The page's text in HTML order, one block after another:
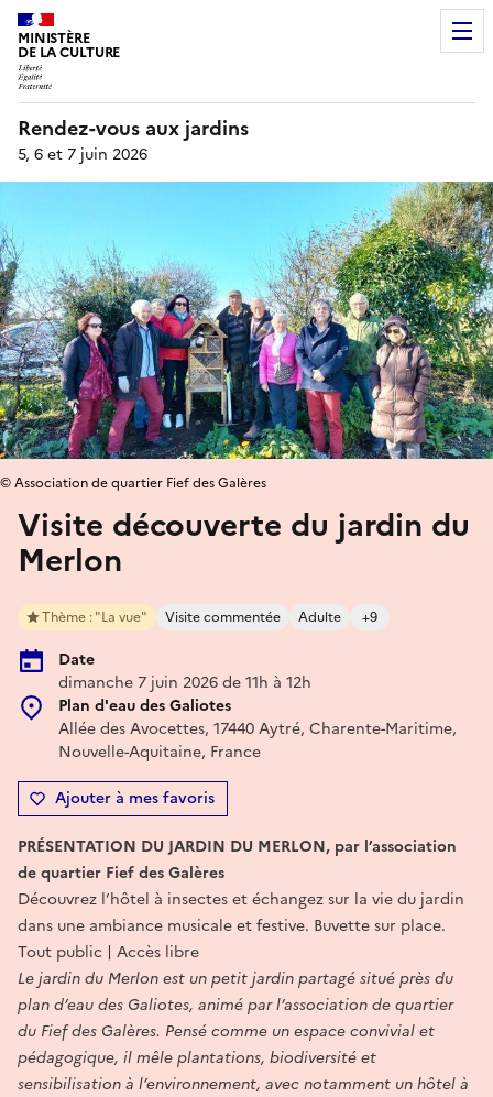
MINISTÈRE
DE LA CULTURE
Rendez-vous aux jardins
5, 6 et 7 juin 2026
Visite découverte du jardin du
Merlon
Thème : "La vue" Visite commentée Adulte +9
Date
dimanche 7 juin 2026 de 11h à 12h
Plan d'eau des Galiotes
Allée des Avocettes, 17440 Aytré, Charente-Maritime,
Nouvelle-Aquitaine, France
Ajouter à mes favoris
© Association de quartier Fief des Galères
PRÉSENTATION DU JARDIN DU MERLON, par l’association
de quartier Fief des Galères
Découvrez l’hôtel à insectes et échangez sur la vie du jardin
dans une ambiance musicale et festive. Buvette sur place.
Tout public | Accès libre
Le jardin du Merlon est un petit jardin partagé situé près du
plan d’eau des Galiotes, animé par l’association de quartier
du Fief des Galères. Pensé comme un espace convivial et
pédagogique, il mêle plantations, biodiversité et
sensibilisation à l’environnement, avec notamment un hôtel à